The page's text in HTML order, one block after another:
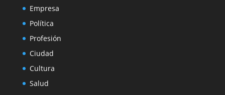
Empresa
Política
Profesión
Ciudad
Cultura
Salud